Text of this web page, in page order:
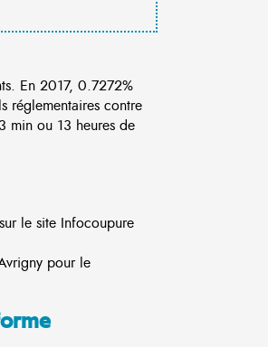
En 2017, 0.7272%
réglementaires contre
min ou 13 heures de
le site Infocoupure
pour le